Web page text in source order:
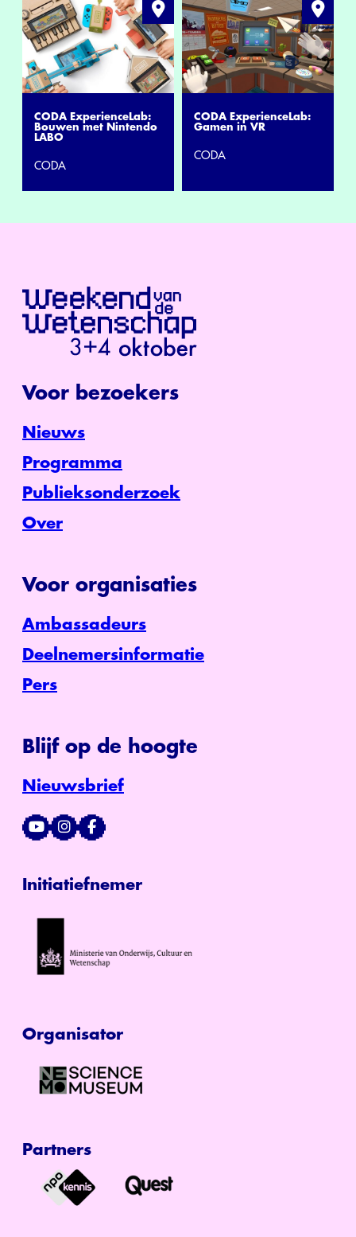
CODA ExperienceLab:
Bouwen met Nintendo
LABO
CODA
CODA ExperienceLab:
Gamen in VR
CODA
Voor bezoekers
Nieuws
Programma
Publieksonderzoek
Over
Voor organisaties
Ambassadeurs
Deelnemersinformatie
Pers
Blijf op de hoogte
Nieuwsbrief
Initiatiefnemer
Organisator
Partners